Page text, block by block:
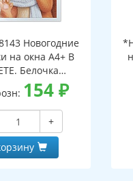
Новогодние
на окна А4+ В
Белочка
в окно (видны
сторон,
в
упаковке,
и клеевым
154₽
+